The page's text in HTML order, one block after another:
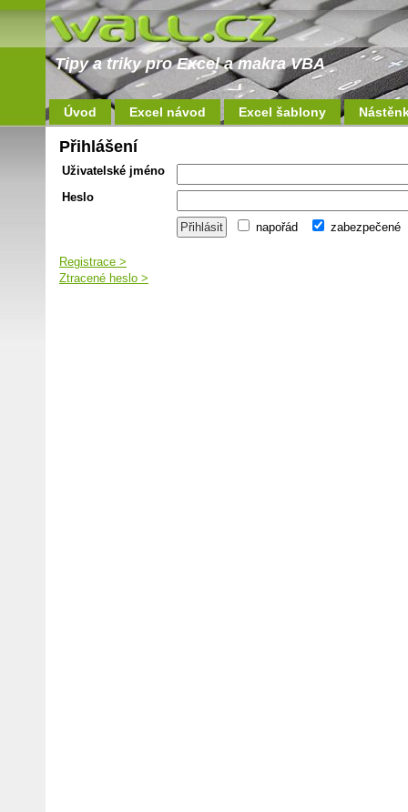
Tipy a triky pro Excel a makra VBA
Úvod Excel návod Excel šablony
Přihlášení
Uživatelské jméno
Heslo
napořád zabezpečené
Registrace >
Ztracené heslo >